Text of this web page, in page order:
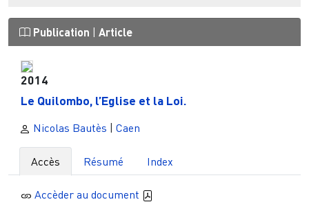
Publication Article
2014
Le Quilombo, l’Eglise et la Loi.
Nicolas Bautès Caen
Accès Résumé Index
Accèder au document